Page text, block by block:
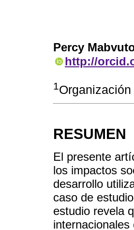
Percy
http://
1
RESUMEN
El presente
los impactos
desarrollo
caso de
estudio revela